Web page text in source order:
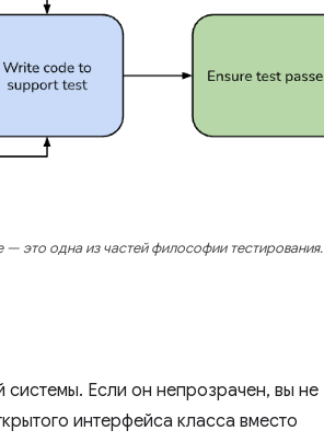
это одна из частей философии тестирования.
системы. Если он непрозрачен, вы не
интерфейса класса вместо